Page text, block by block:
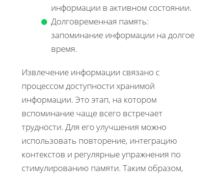
информации в активном состоянии.
Долговременная память:
запоминание информации на долгое
время.
Извлечение информации связано с
процессом доступности хранимой
информации. Это этап, на котором
вспоминание чаще всего встречает
трудности. Для его улучшения можно
использовать повторение, интеграцию
контекстов и регулярные упражнения по
стимулированию памяти. Таким образом,